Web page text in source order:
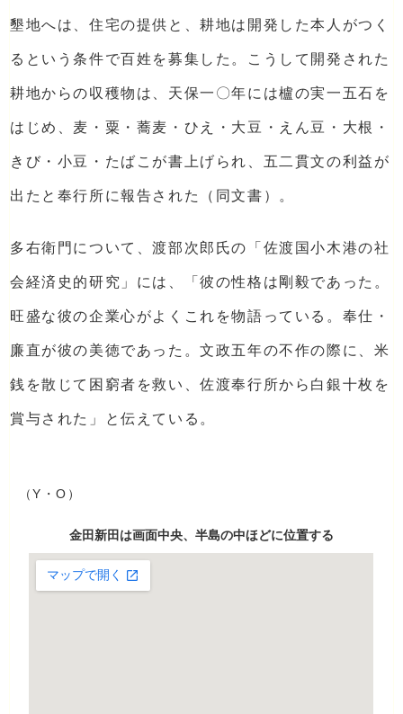
墾地へは、住宅の提供と、耕地は開発した本人がつく
るという条件で百姓を募集した。こうして開発された
耕地からの収穫物は、天保一〇年には櫨の実一五石を
はじめ、麦・粟・蕎麦・ひえ・大豆・えん豆・大根・
きび・小豆・たばこが書上げられ、五二貫文の利益が
出たと奉行所に報告された（同文書）。
多右衛門について、渡部次郎氏の「佐渡国小木港の社
会経済史的研究」には、「彼の性格は剛毅であった。
旺盛な彼の企業心がよくこれを物語っている。奉仕・
廉直が彼の美徳であった。文政五年の不作の際に、米
銭を散じて困窮者を救い、佐渡奉行所から白銀十枚を
賞与された」と伝えている。
（Y・O）
金田新田は画面中央、半島の中ほどに位置する